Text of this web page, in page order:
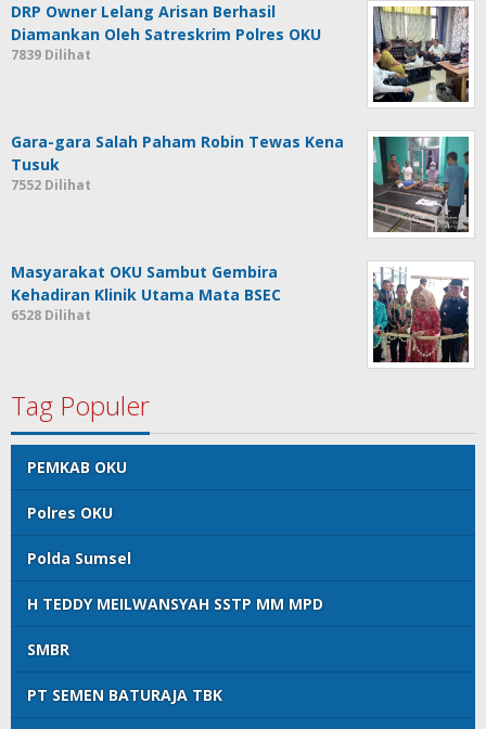
DRP Owner Lelang Arisan Berhasil
Diamankan Oleh Satreskrim Polres OKU
7839 Dilihat
Gara-gara Salah Paham Robin Tewas Kena
Tusuk
7552 Dilihat
Masyarakat OKU Sambut Gembira
Kehadiran Klinik Utama Mata BSEC
6528 Dilihat
Tag Populer
PEMKAB OKU
Polres OKU
Polda Sumsel
H TEDDY MEILWANSYAH SSTP MM MPD
SMBR
PT SEMEN BATURAJA TBK